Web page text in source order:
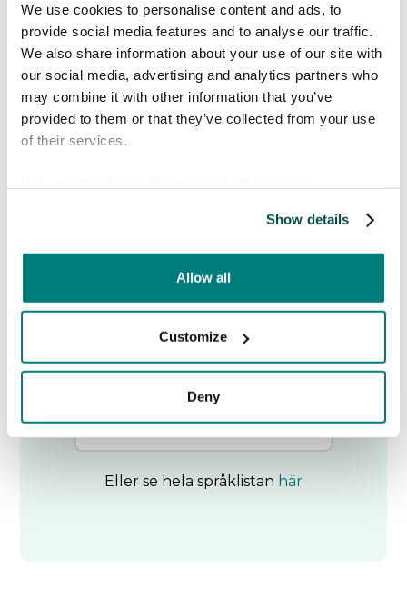
We use cookies to personalise content and ads, to
provide social media features and to analyse our traffic.
We also share information about your use of our site with
our social media, advertising and analytics partners who
may combine it with other information that you’ve
provided to them or that they’ve collected from your use
of their services.
Show details
Allow all
Customize
Deny
Utforska funktioner 
Care to Translate finns tillgängligt
på 130+ språk (inklusive 52
verifierade språk och 16 dialekter).
behöver.
Eller se hela språklistan här